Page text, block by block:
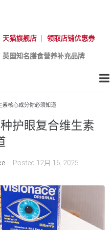
天猫旗舰店 领取店铺优惠券
英国知名膳食营养补充品牌
素核心成分你必须知道
护眼复合维生素
Posted 12月 16, 2025